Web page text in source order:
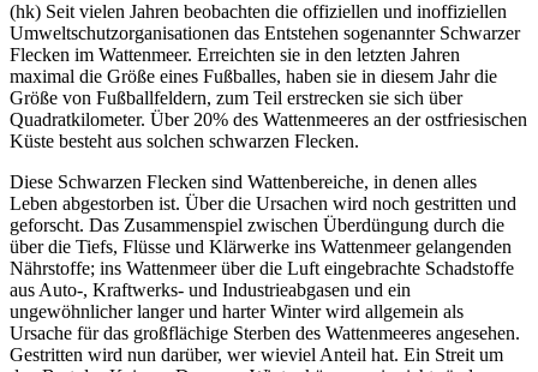
(hk) Seit vielen Jahren beobachten die offiziellen und inoffiziellen
Umweltschutzorganisationen das Entstehen sogenannter Schwarzer
Flecken im Wattenmeer. Erreichten sie in den letzten Jahren
maximal die Größe eines Fußballes, haben sie in diesem Jahr die
Größe von Fußballfeldern, zum Teil erstrecken sie sich über
Quadratkilometer. Über 20% des Wattenmeeres an der ostfriesischen
Küste besteht aus solchen schwarzen Flecken.
Diese Schwarzen Flecken sind Wattenbereiche, in denen alles
Leben abgestorben ist. Über die Ursachen wird noch gestritten und
geforscht. Das Zusammenspiel zwischen Überdüngung durch die
über die Tiefs, Flüsse und Klärwerke ins Wattenmeer gelangenden
Nährstoffe; ins Wattenmeer über die Luft eingebrachte Schadstoffe
aus Auto-, Kraftwerks- und Industrieabgasen und ein
ungewöhnlicher langer und harter Winter wird allgemein als
Ursache für das großflächige Sterben des Wattenmeeres angesehen.
Gestritten wird nun darüber, wer wieviel Anteil hat. Ein Streit um